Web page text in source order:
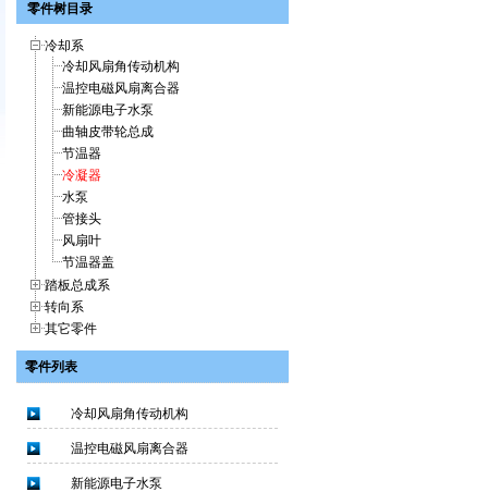
零件树目录
冷却系
冷却风扇角传动机构
温控电磁风扇离合器
新能源电子水泵
曲轴皮带轮总成
节温器
冷凝器
水泵
管接头
风扇叶
节温器盖
踏板总成系
转向系
其它零件
零件列表
冷却风扇角传动机构
温控电磁风扇离合器
新能源电子水泵